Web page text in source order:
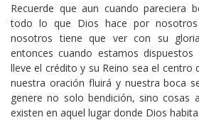
Recuerde que aun cuando pareciera
todo lo que Dios hace por
nosotros tiene que ver con su
entonces cuando estamos
lleve el crédito y su Reino sea el centro
nuestra oración fluirá y nuestra boca
genere no solo bendición, sino cosas
existen en aquel lugar donde Dios habita.